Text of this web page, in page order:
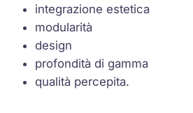
integrazione estetica
modularità
design
profondità di gamma
qualità percepita.